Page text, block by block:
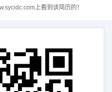
上看到该简历的！